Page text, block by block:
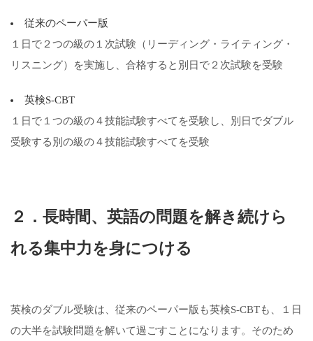
従来のペーパー版
１日で２つの級の１次試験（リーディング・ライティング・
リスニング）を実施し、合格すると別日で２次試験を受験
英検S-CBT
１日で１つの級の４技能試験すべてを受験し、別日でダブル
受験する別の級の４技能試験すべてを受験
２．長時間、英語の問題を解き続けら
れる集中力を身につける
英検のダブル受験は、従来のペーパー版も英検S-CBTも、１日
の大半を試験問題を解いて過ごすことになります。そのため